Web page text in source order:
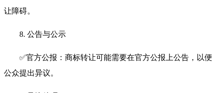
让障碍。
8. 公告与公示
✅官方公报：商标转让可能需要在官方公报上公告，以便
公众提出异议。